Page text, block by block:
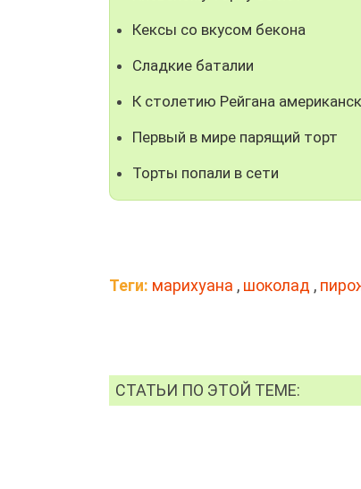
Кексы со вкусом бекона
Сладкие баталии
К столетию Рейгана
Первый в мире парящий торт
Торты попали в сети
Теги: марихуана , шоколад ,
СТАТЬИ ПО ЭТОЙ ТЕМЕ: